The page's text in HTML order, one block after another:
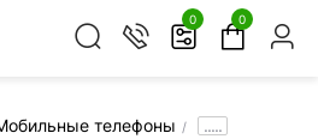
0 0
телефоны .....